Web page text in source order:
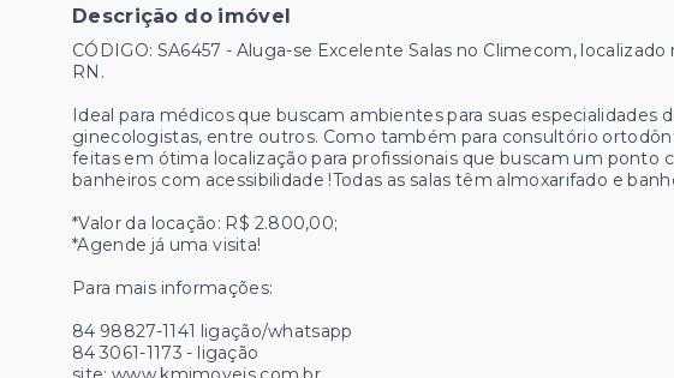
Descrição do imóvel
CÓDIGO: SA6457 - Aluga-se Excelente Salas no Climecom,
RN.
Ideal para médicos que buscam ambientes para suas
ginecologistas, entre outros. Como também para consultório
feitas em ótima localização para profissionais que buscam um ponto
banheiros com acessibilidade !Todas as salas têm almoxarifado e
*Valor da locação: R$ 2.800,00;
*Agende já uma visita!
Para mais informações:
84 98827-1141 ligação/whatsapp
84 3061-1173 - ligação